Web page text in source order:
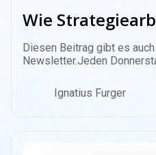
Wie
Diesen Beitrag gibt es
Newsletter.Jeden
Ignatius Furger